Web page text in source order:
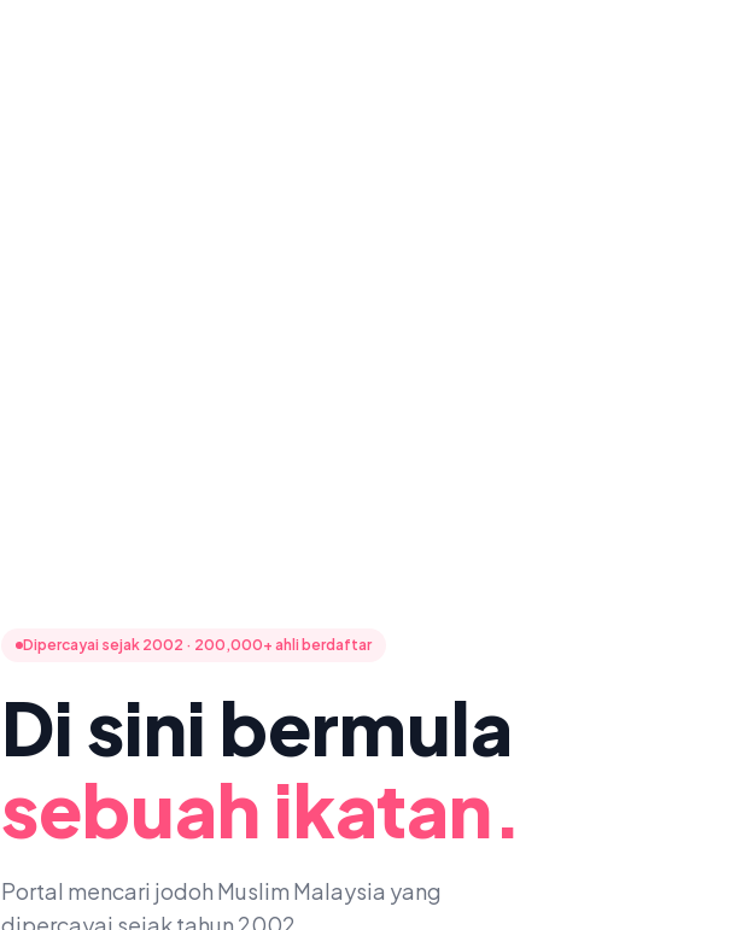
Dipercayai sejak 2002 · 200,000+ ahli berdaftar
Di sini bermula
sebuah ikatan.
Portal mencari jodoh Muslim Malaysia yang
dipercayai sejak tahun 2002.